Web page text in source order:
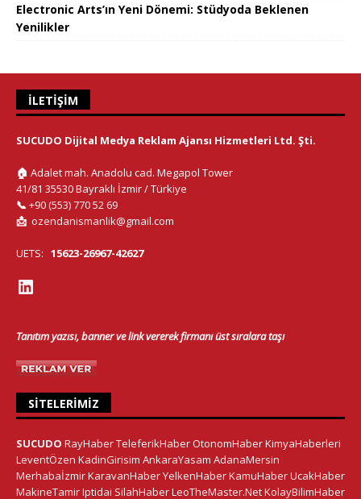
Electronic Arts’ın Yeni Dönemi: Stüdyoda Beklenen
Yenilikler
İLETIŞIM
SUCUDO Dijital Medya Reklam Ajansı Hizmetleri Ltd. Şti.
🏠 Adalet mah. Anadolu cad. Megapol Tower
41/81 35530 Bayraklı İzmir / Türkiye
📞 +90 (553) 770 52 69
📩 ozendanismanlik@gmail.com
UETS: 15623-26967-42627
Tanıtım yazısı, banner ve link vererek firmanı üst sıralara taşı
SITELERIMIZ
SUCUDO RayHaberTeleferikHaberOtonomHaberKimyaHaberleri
LeventÖzen KadinGirisim AnkaraYasam AdanaMersin
MerhabaİzmirKaravanHaberYelkenHaberKamuHaberUcakHaber
MakineTamirIptidai SilahHaberLeoTheMaster.NetKolayBilimHaber